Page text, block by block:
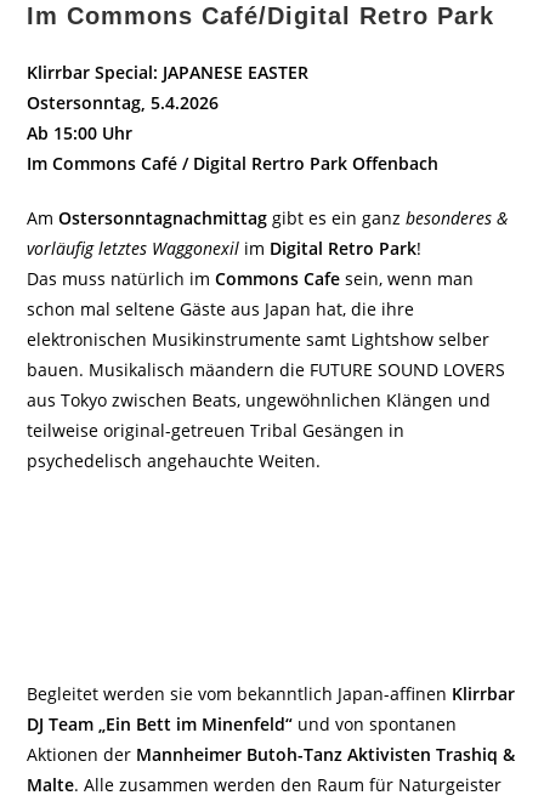
Im Commons Café/Digital Retro Park
Klirrbar Special: JAPANESE EASTER
Ostersonntag, 5.4.2026
Ab 15:00 Uhr
Im Commons Café / Digital Rertro Park Offenbach
AmOstersonntagnachmittag gibt es ein ganzbesonderes &
vorläufig letztes Waggonexil im Digital Retro Park!
Das muss natürlich imCommons Cafe sein, wenn man
schon mal seltene Gäste aus Japan hat, die ihre
elektronischen Musikinstrumente samt Lightshow selber
bauen. Musikalisch mäandern die FUTURE SOUND LOVERS
aus Tokyo zwischen Beats, ungewöhnlichen Klängen und
teilweise original-getreuen Tribal Gesängen in
psychedelisch angehauchte Weiten.
Begleitet werden sie vom bekanntlich Japan-affinen Klirrbar
DJ Team „Ein Bett im Minenfeld“ und von spontanen
Aktionen der Mannheimer Butoh-Tanz Aktivisten Trashiq &
Malte. Alle zusammen werden den Raum für Naturgeister